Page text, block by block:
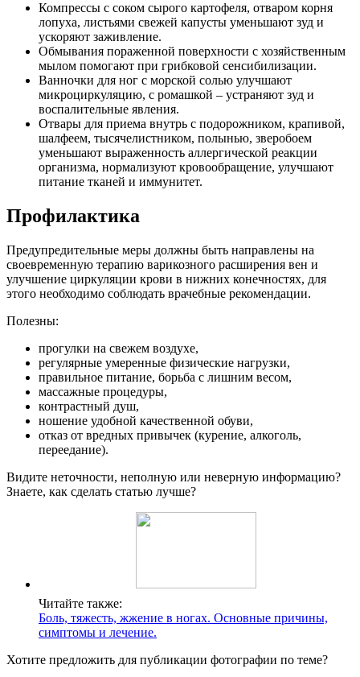
Компрессы с соком сырого картофеля, отваром корня
лопуха, листьями свежей капусты уменьшают зуд и
ускоряют заживление.
Обмывания пораженной поверхности с хозяйственным
мылом помогают при грибковой сенсибилизации.
Ванночки для ног с морской солью улучшают
микроциркуляцию, с ромашкой – устраняют зуд и
воспалительные явления.
Отвары для приема внутрь с подорожником, крапивой,
шалфеем, тысячелистником, полынью, зверобоем
уменьшают выраженность аллергической реакции
организма, нормализуют кровообращение, улучшают
питание тканей и иммунитет.
Профилактика
Предупредительные меры должны быть направлены на
своевременную терапию варикозного расширения вен и
улучшение циркуляции крови в нижних конечностях, для
этого необходимо соблюдать врачебные рекомендации.
Полезны:
прогулки на свежем воздухе,
регулярные умеренные физические нагрузки,
правильное питание, борьба с лишним весом,
массажные процедуры,
контрастный душ,
ношение удобной качественной обуви,
отказ от вредных привычек (курение, алкоголь,
переедание).
Видите неточности, неполную или неверную информацию?
Знаете, как сделать статью лучше?
Читайте также:
Боль, тяжесть, жжение в ногах. Основные причины,
симптомы и лечение.
Хотите предложить для публикации фотографии по теме?